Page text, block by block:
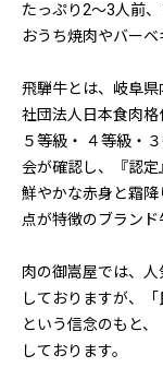
たっぷり2～3人前
おうち焼肉やバー
飛騨牛とは、岐阜県
社団法人日本食肉
５等級・ ４等級・
会が確認し、『認定
鮮やかな赤身と霜
点が特徴のブランド
肉の御嵩屋では、
しておりますが、
という信念のもと
しております。